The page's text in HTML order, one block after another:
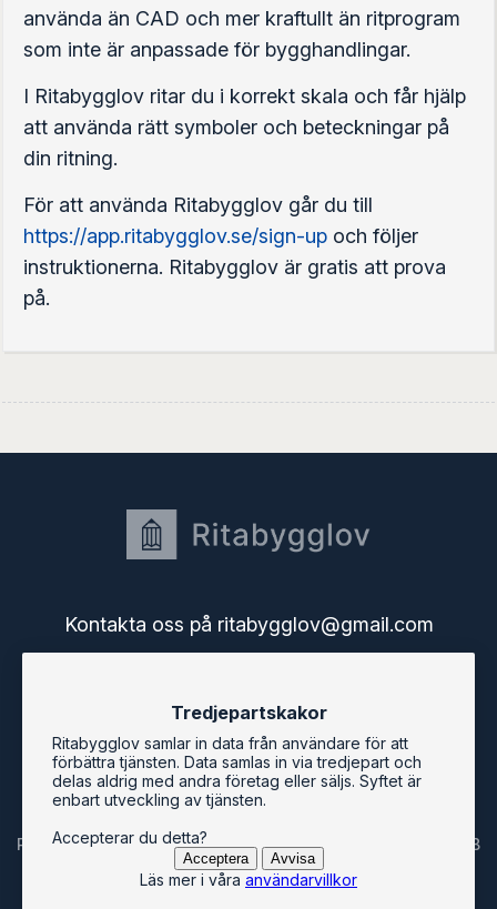
använda än CAD och mer kraftullt än ritprogram
som inte är anpassade för bygghandlingar.
I Ritabygglov ritar du i korrekt skala och får hjälp
att använda rätt symboler och beteckningar på
din ritning.
För att använda Ritabygglov går du till
https://app.ritabygglov.se/sign-up och följer
instruktionerna. Ritabygglov är gratis att prova
på.
Tredjepartskakor
Ritabygglov samlar in data från användare för att
förbättra tjänsten. Data samlas in via tredjepart och
delas aldrig med andra företag eller säljs. Syftet är
enbart utveckling av tjänsten.
Accepterar du detta?
Acceptera Avvisa
Läs mer i våra användarvillkor
Kontakta oss på ritabygglov@gmail.com
Startsidan
Användarguide
Användarvillkor
Bygglov i Sveriges kommuner
Ritabygglovs blogg
Ritabygglov är en tjänst från Svenska Mjukvarukontoret AB